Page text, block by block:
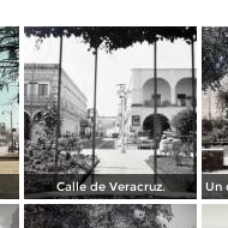
Calle de Veracruz.